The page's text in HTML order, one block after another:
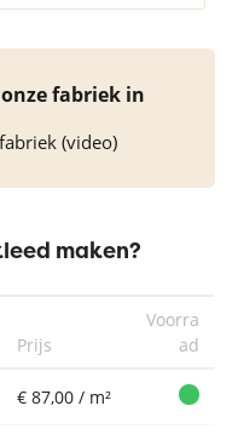
fabriek in
(video)
maken?
Prijs
Voorra
ad
€ 87,00 / m²